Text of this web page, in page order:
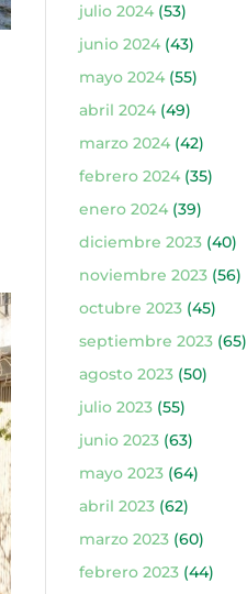
julio 2024(53)
junio 2024(43)
mayo 2024(55)
abril 2024(49)
marzo 2024(42)
febrero 2024(35)
enero 2024(39)
diciembre 2023(40)
noviembre 2023(56)
octubre 2023(45)
septiembre 2023(65)
agosto 2023(50)
julio 2023(55)
junio 2023(63)
mayo 2023(64)
abril 2023(62)
marzo 2023(60)
febrero 2023(44)